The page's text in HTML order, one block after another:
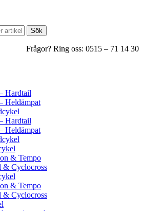
Sök
Frågor? Ring oss: 0515 – 71 14 30
Hardtail
Heldämpat
Hardtail
Heldämpat
& Tempo
& Cyclocross
& Tempo
& Cyclocross